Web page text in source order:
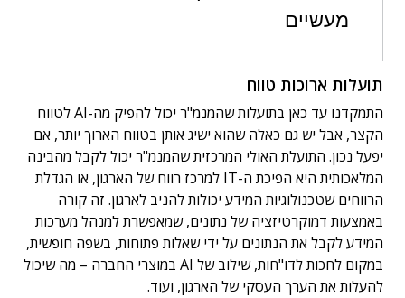
מעשיים
תועלות ארוכות טווח
התמקדנו עד כאן בתועלות שהמנמ"ר יכול להפיק מה-AI לטווח
הקצר, אבל יש גם כאלה שהוא ישיג אותן בטווח הארוך יותר, אם
יפעל נכון. התועלת האולי המרכזית שהמנמ"ר יכול לקבל מהבינה
המלאכותית היא הפיכת ה-IT למרכז רווח של הארגון, או הגדלת
הרווחים שטכנולוגיות המידע יכולות להניב לארגון. זה קורה
באמצעות דמוקרטיזציה של נתונים, שמאפשרת למנהל מערכות
המידע לקבל את הנתונים על ידי שאלות פתוחות, בשפה חופשית,
במקום לחכות לדו"חות, שילוב של AI במוצרי החברה – מה שיכול
להעלות את הערך העסקי של הארגון, ועוד.